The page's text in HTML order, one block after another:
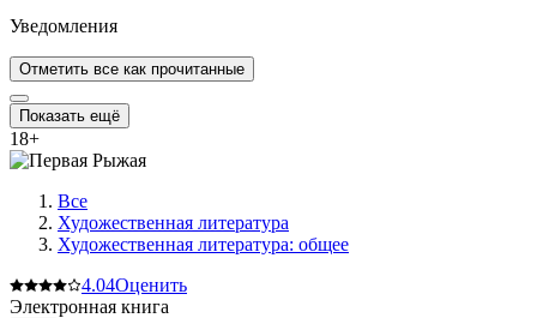
Уведомления
Отметить все как прочитанные
Показать ещё
18+
Все
Художественная литература
Художественная литература: общее
4.04Оценить
Электронная книга